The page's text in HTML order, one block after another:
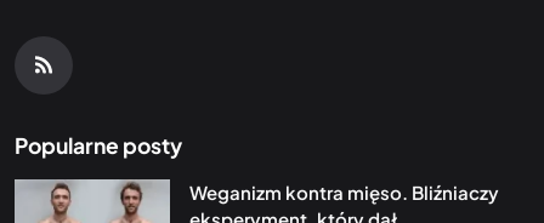
Popularne posty
Weganizm kontra mięso. Bliźniaczy